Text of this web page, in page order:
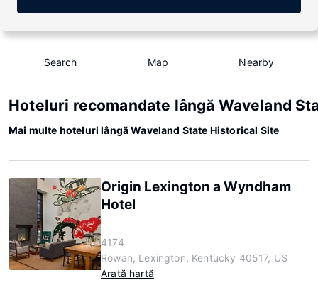
Search Map Nearby
Hoteluri recomandate lângă Waveland
Mai multe hoteluri lângă Waveland State Historical Site
Origin Lexington a Wyndham
Hotel
4174
Rowan, Lexington, Kentucky 40517, US
Arată hartă